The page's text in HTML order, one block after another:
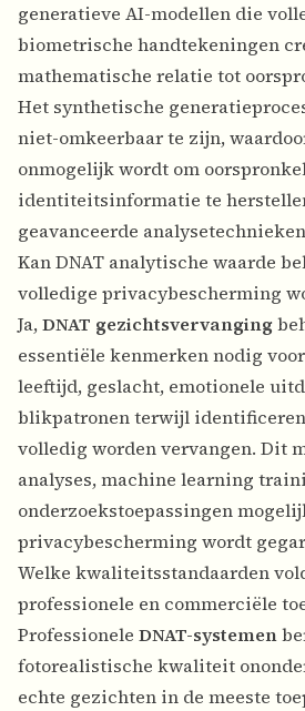
generatieve AI-modellen die
biometrische handtekeningen
mathematische relatie tot
Het synthetische
niet-omkeerbaar te zijn,
onmogelijk wordt om
identiteitsinformatie te
geavanceerde
Kan DNAT analytische waarde
volledige privacybescherming
Ja,DNAT gezichtsvervanging
essentiële kenmerken nodig
leeftijd, geslacht, emotionele
blikpatronen terwijl
volledig worden vervangen. Dit
analyses, machine learning
onderzoekstoepassingen
privacybescherming wordt
Welke kwaliteitsstandaarden
professionele en commerciële
Professionele DNAT-systemen
fotorealistische kwaliteit
echte gezichten in de meeste